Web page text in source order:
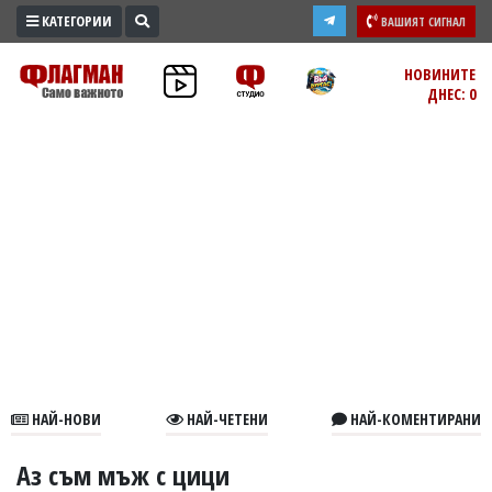
ПРОМО
ЗОНА
КАТЕГОРИИ ВАШИЯТ СИГНАЛ
НОВИНИТЕ
ДНЕС: 0
НАЙ-НОВИ НАЙ-ЧЕТЕНИ НАЙ-КОМЕНТИРАНИ
Аз съм мъж с цици